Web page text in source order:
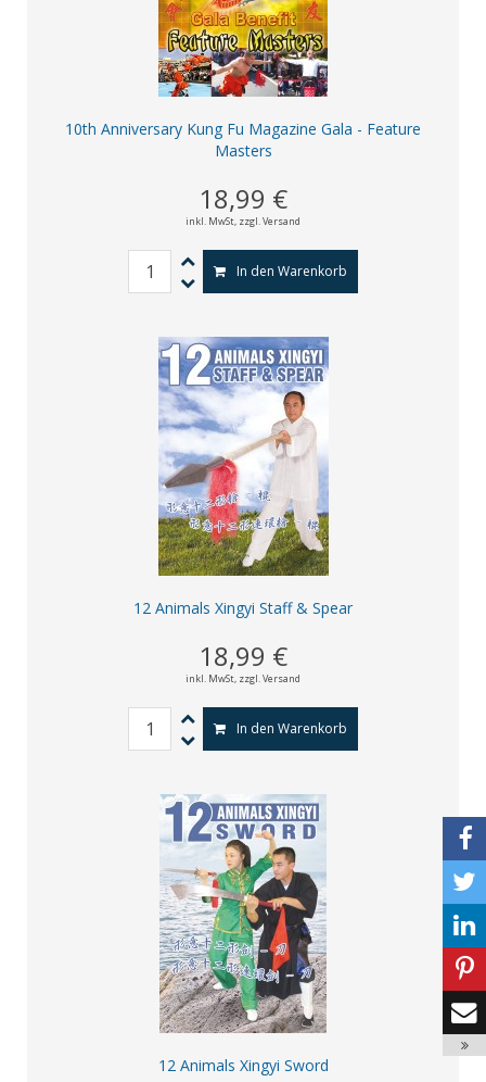
10th Anniversary Kung Fu Magazine Gala - Feature
Masters
18,99 €
inkl. MwSt, zzgl. Versand
In den Warenkorb
12 Animals Xingyi Staff & Spear
18,99 €
inkl. MwSt, zzgl. Versand
In den Warenkorb
12 Animals Xingyi Sword